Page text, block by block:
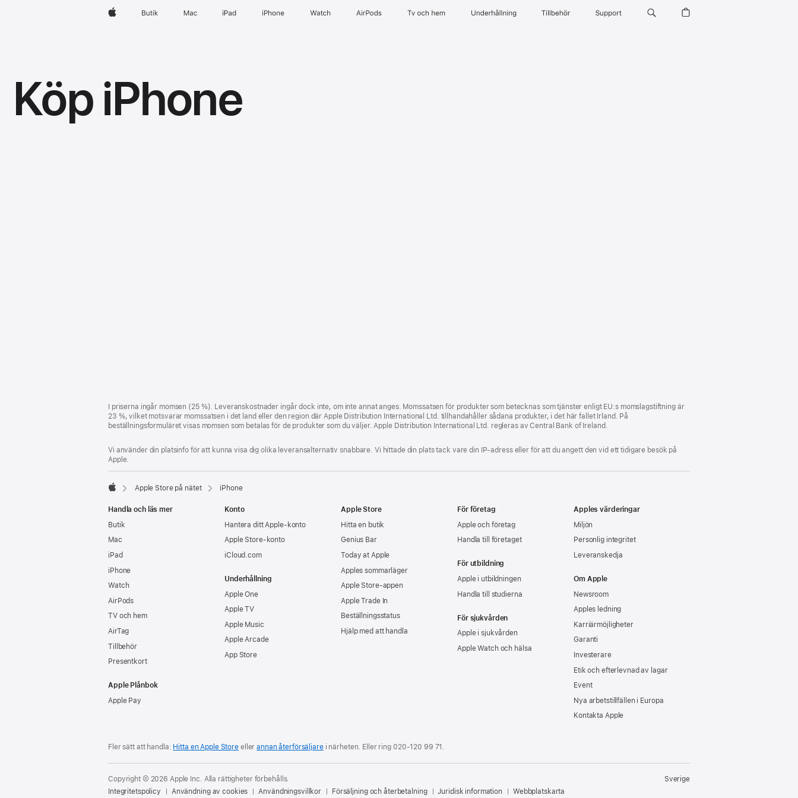
AppleButik Mac iPad iPhone Watch AirPods Tv och hem Underhållning Tillbehör Support
Köp iPhone
I priserna ingår momsen (25 %). Leveranskostnader ingår dock inte, om inte annat anges. Momssatsen för produkter som betecknas som tjänster enligt EU:s momslagstiftning är
23 %, vilket motsvarar momssatsen i det land eller den region där Apple Distribution International Ltd. tillhandahåller sådana produkter, i det här fallet Irland. På
beställningsformuläret visas momsen som betalas för de produkter som du väljer. Apple Distribution International Ltd. regleras av Central Bank of Ireland.
Vi använder din platsinfo för att kunna visa dig olika leveransalternativ snabbare. Vi hittade din plats tack vare din IP-adress eller för att du angett den vid ett tidigare besök på
Apple.
Apple Store på nätet iPhone
Handla och läs mer
Butik
Mac
iPad
iPhone
Watch
AirPods
TV och hem
AirTag
Tillbehör
Presentkort
Apple Plånbok
Apple Pay
Konto
Hantera ditt Apple‑konto
Apple Store-konto
iCloud.com
Underhållning
Apple One
Apple TV
Apple Music
Apple Arcade
App Store
Apple Store
Hitta en butik
Genius Bar
Today at Apple
Apples sommarläger
Apple Store-appen
Apple Trade In
Beställningsstatus
Hjälp med att handla
För företag
Apple och företag
Handla till företaget
För utbildning
Apple i utbildningen
Handla till studierna
För sjukvården
Apple i sjukvården
Apple Watch och hälsa
Apples värderingar
Miljön
Personlig integritet
Leveranskedja
Om Apple
Newsroom
Apples ledning
Karriärmöjligheter
Garanti
Investerare
Etik och efterlevnad av lagar
Event
Nya arbetstillfällen i Europa
Kontakta Apple
Fler sätt att handla: Hitta en Apple Storeellerannan återförsäljarei närheten. Eller ring 020‑120 99 71 .
Copyright © 2026 Apple Inc. Alla rättigheter förbehålls.
Integritetspolicy
Användning av cookies Användningsvillkor Försäljning och återbetalning Juridisk information Webbplatskarta
Sverige